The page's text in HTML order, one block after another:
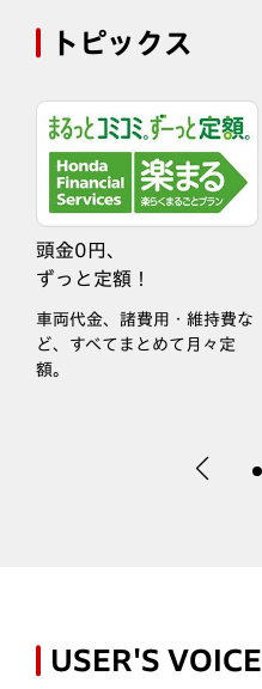
トピックス
頭金0円、
ずっと定額！
車両代金、諸費用・維持費な
ど、すべてまとめて月々定
額。
USER'S VOICE